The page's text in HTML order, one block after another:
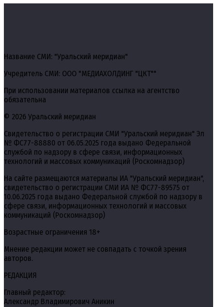
Название СМИ: "Уральский меридиан"
Учредитель СМИ: ООО "МЕДИАХОЛДИНГ "ЦКТ""
При использовании материалов ссылка на агентство
обязательна
© 2026 Уральский меридиан
Свидетельство о регистрации СМИ "Уральский меридиан" Эл
№ ФС77-88880 от 06.05.2025 года выдано Федеральной
службой по надзору в сфере связи, информационных
технологий и массовых коммуникаций (Роскомнадзор)
На сайте размещаются материалы ИА "Уральский меридиан",
свидетельство о регистрации СМИ ИА № ФС77-89575 от
10.06.2025 года выдано Федеральной службой по надзору в
сфере связи, информационных технологий и массовых
коммуникаций (Роскомнадзор)
Возрастные ограничения 18+
Мнение редакции может не совпадать с точкой зрения
авторов.
РЕДАКЦИЯ
Главный редактор:
Александр Владимирович Аникин